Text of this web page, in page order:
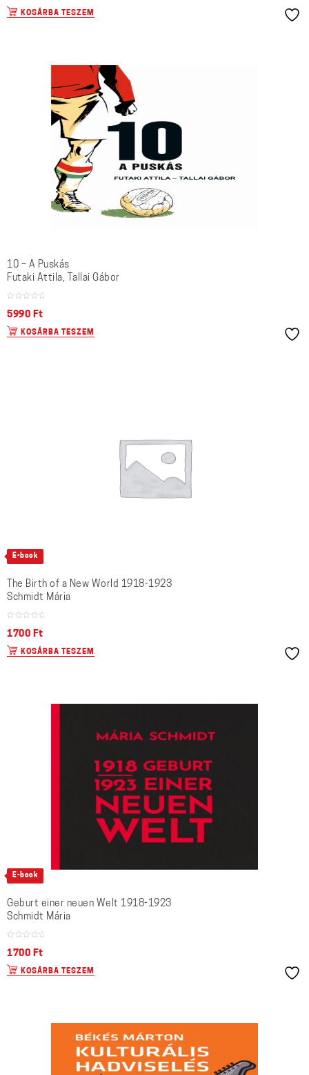
KOSÁRBA TESZEM
10 – A Puskás
Futaki Attila, Tallai Gábor
5990 Ft
KOSÁRBA TESZEM
E-book
The Birth of a New World 1918-1923
Schmidt Mária
1700 Ft
KOSÁRBA TESZEM
E-book
Geburt einer neuen Welt 1918-1923
Schmidt Mária
1700 Ft
KOSÁRBA TESZEM